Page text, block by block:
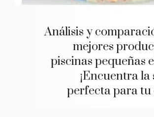
Análisis y
mejores
piscinas pequeñas
¡Encuentra
perfecta para tu